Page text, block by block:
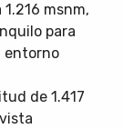
msnm,
para
entorno
de 1.417